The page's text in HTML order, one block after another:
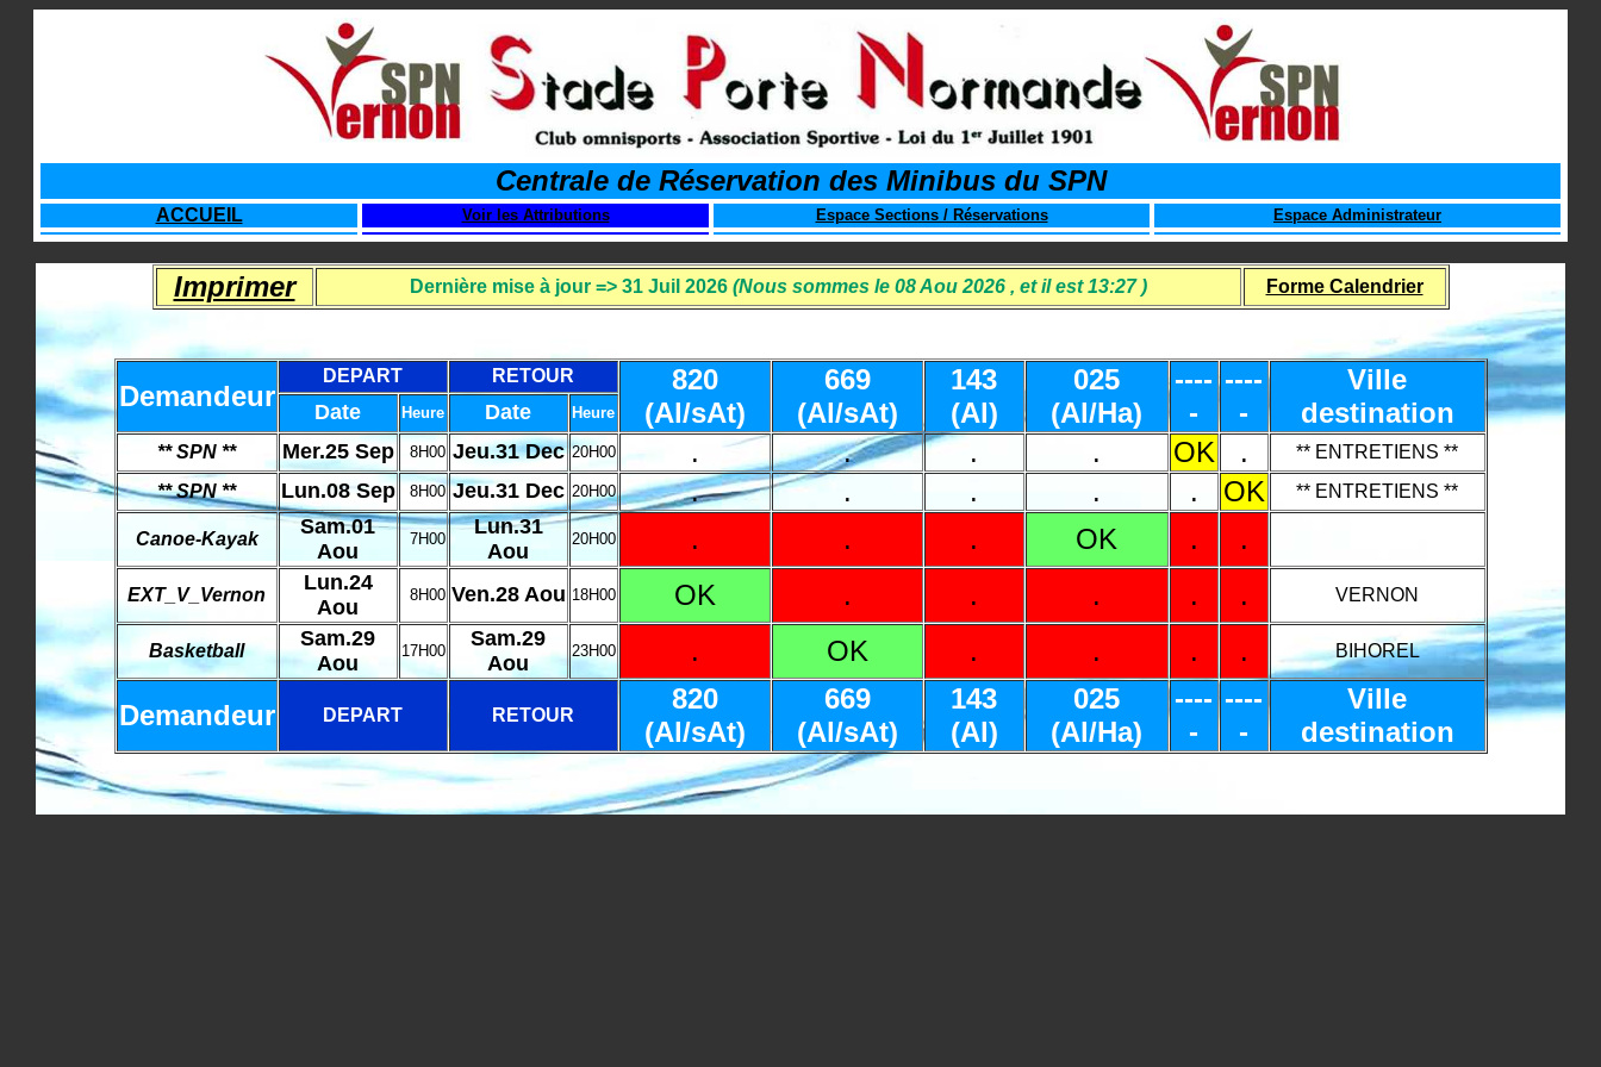
Centrale de Réservation des Minibus du SPN
ACCUEIL Voir les Attributions Espace Sections / Réservations Espace Administrateur
Imprimer Dernière mise à jour => 31 Juil 2026 (Nous sommes le 08 Aou 2026 , et il est 13:27 ) Forme Calendrier
Demandeur
DEPART RETOUR
820
(Al/sAt)
669
(Al/sAt)
143
(Al)
025
(Al/Ha)
----
-
----
-
Ville
destination
Date Heure Date Heure
** SPN ** Mer.25 Sep 8H00 Jeu.31 Dec 20H00 . . . . OK .
** ENTRETIENS **
** SPN **
Lun.08 Sep 8H00 Jeu.31 Dec 20H00 . . . . . OK ** ENTRETIENS **
Canoe-Kayak
Sam.01
Aou
7H00
Lun.31
Aou
20H00 . . . OK . .
EXT_V_Vernon
Lun.24
Aou
8H00 Ven.28 Aou 18H00 OK . . . . . VERNON
Basketball
Sam.29
Aou
17H00
Sam.29
Aou
23H00 . OK . . . . BIHOREL
Demandeur DEPART RETOUR
820
(Al/sAt)
669
(Al/sAt)
143
(Al)
025
(Al/Ha)
----
-
----
-
Ville
destination